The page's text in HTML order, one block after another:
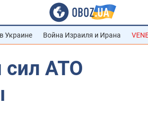
Украине Война Израиля и Ирана
сил АТО